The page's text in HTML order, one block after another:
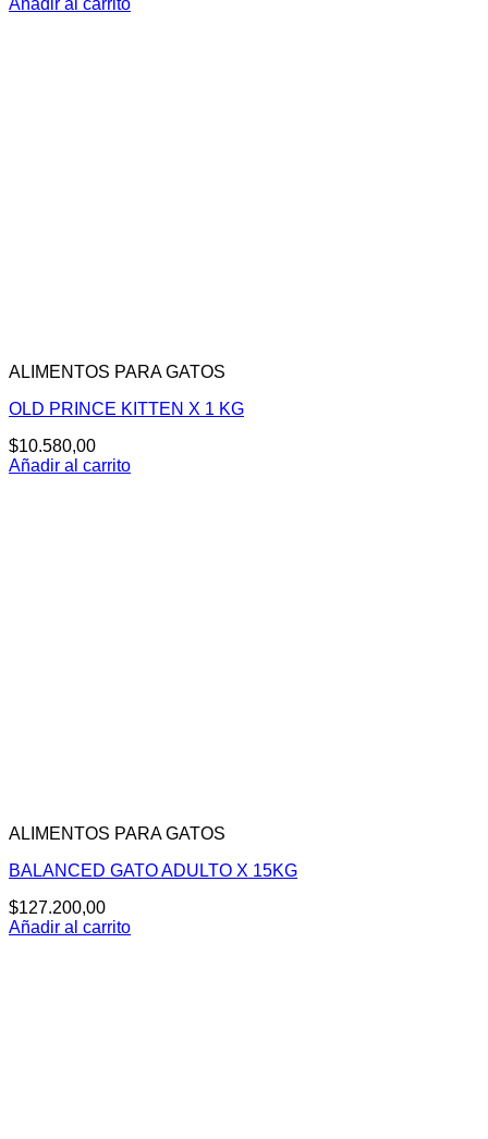
Añadir al carrito
ALIMENTOS PARA GATOS
OLD PRINCE KITTEN X 1 KG
$10.580,00
Añadir al carrito
ALIMENTOS PARA GATOS
BALANCED GATO ADULTO X 15KG
$127.200,00
Añadir al carrito